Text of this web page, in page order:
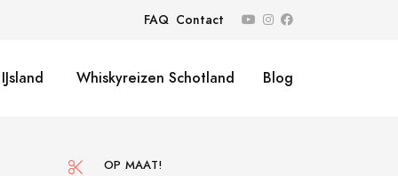
FAQ Contact
Whiskyreizen Schotland Blog
OP MAAT!